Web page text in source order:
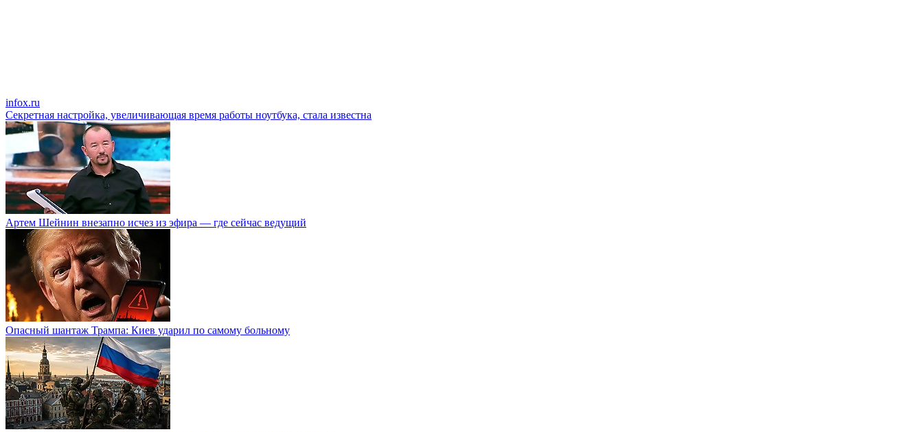
infox.ru
Секретная настройка, увеличивающая время работы ноутбука, стала известна
Артем Шейнин внезапно исчез из эфира — где сейчас ведущий
Опасный шантаж Трампа: Киев ударил по самому больному